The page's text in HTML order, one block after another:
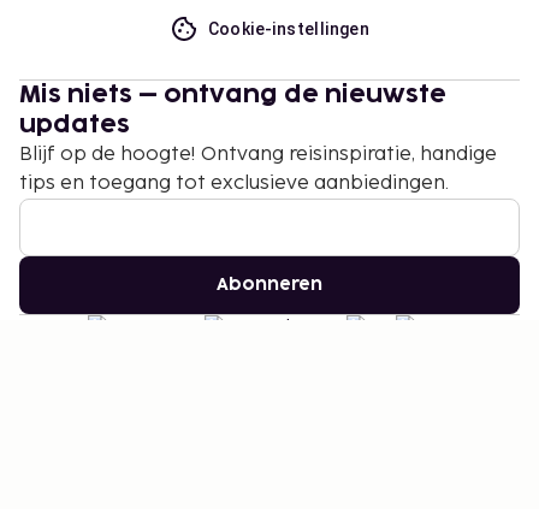
Cookie-instellingen
Mis niets – ontvang de nieuwste
updates
Blijf op de hoogte! Ontvang reisinspiratie, handige
tips en toegang tot exclusieve aanbiedingen.
Abonneren